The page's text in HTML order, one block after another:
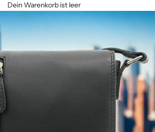
Dein Warenkorb ist leer